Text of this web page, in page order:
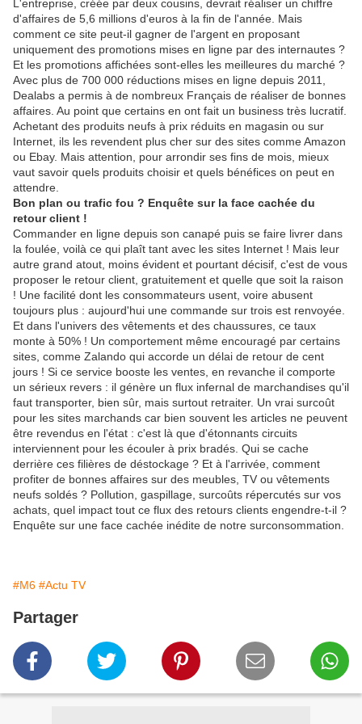
L'entreprise, créée par deux cousins, devrait réaliser un chiffre
d'affaires de 5,6 millions d'euros à la fin de l'année. Mais
comment ce site peut-il gagner de l'argent en proposant
uniquement des promotions mises en ligne par des internautes ?
Et les promotions affichées sont-elles les meilleures du marché ?
Avec plus de 700 000 réductions mises en ligne depuis 2011,
Dealabs a permis à de nombreux Français de réaliser de bonnes
affaires. Au point que certains en ont fait un business très lucratif.
Achetant des produits neufs à prix réduits en magasin ou sur
Internet, ils les revendent plus cher sur des sites comme Amazon
ou Ebay. Mais attention, pour arrondir ses fins de mois, mieux
vaut savoir quels produits choisir et quels bénéfices on peut en
attendre.
Bon plan ou trafic fou ? Enquête sur la face cachée du
retour client !
Commander en ligne depuis son canapé puis se faire livrer dans
la foulée, voilà ce qui plaît tant avec les sites Internet ! Mais leur
autre grand atout, moins évident et pourtant décisif, c'est de vous
proposer le retour client, gratuitement et quelle que soit la raison
! Une facilité dont les consommateurs usent, voire abusent
toujours plus : aujourd'hui une commande sur trois est renvoyée.
Et dans l'univers des vêtements et des chaussures, ce taux
monte à 50% ! Un comportement même encouragé par certains
sites, comme Zalando qui accorde un délai de retour de cent
jours ! Si ce service booste les ventes, en revanche il comporte
un sérieux revers : il génère un flux infernal de marchandises qu'il
faut transporter, bien sûr, mais surtout retraiter. Un vrai surcoût
pour les sites marchands car bien souvent les articles ne peuvent
être revendus en l'état : c'est là que d'étonnants circuits
interviennent pour les écouler à prix bradés. Qui se cache
derrière ces filières de déstockage ? Et à l'arrivée, comment
profiter de bonnes affaires sur des meubles, TV ou vêtements
neufs soldés ? Pollution, gaspillage, surcoûts répercutés sur vos
achats, quel impact tout ce flux des retours clients engendre-t-il ?
Enquête sur une face cachée inédite de notre surconsommation.
#M6 #Actu TV
Partager